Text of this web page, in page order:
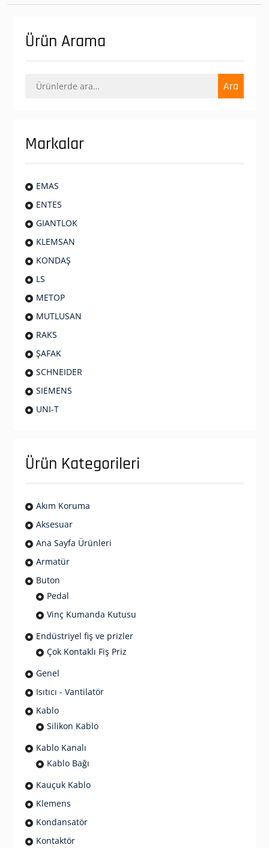
Ürün Arama
Ara: Ara
Markalar
EMAS
ENTES
GIANTLOK
KLEMSAN
KONDAŞ
LS
METOP
MUTLUSAN
RAKS
ŞAFAK
SCHNEIDER
SIEMENS
UNI-T
Ürün Kategorileri
Akım Koruma
Aksesuar
Ana Sayfa Ürünleri
Armatür
Buton
Pedal
Vinç Kumanda Kutusu
Endüstriyel fiş ve prizler
Çok Kontaklı Fiş Priz
Genel
Isıtıcı - Vantilatör
Kablo
Silikon Kablo
Kablo Kanalı
Kablo Bağı
Kauçuk Kablo
Klemens
Kondansatör
Kontaktör